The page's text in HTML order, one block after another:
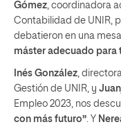
Gómez, coordinadora
Contabilidad de UNIR,
debatieron en una
máster adecuado para
Inés González,
Gestión de UNIR, y
Empleo 2023, nos
con más futuro”. Y